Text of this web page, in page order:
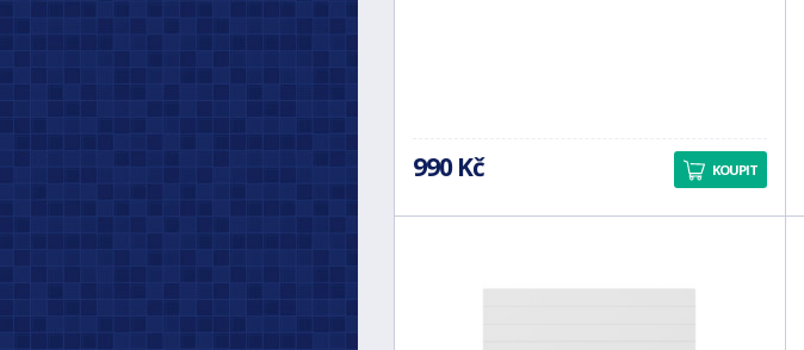
990 Kč KOUPIT